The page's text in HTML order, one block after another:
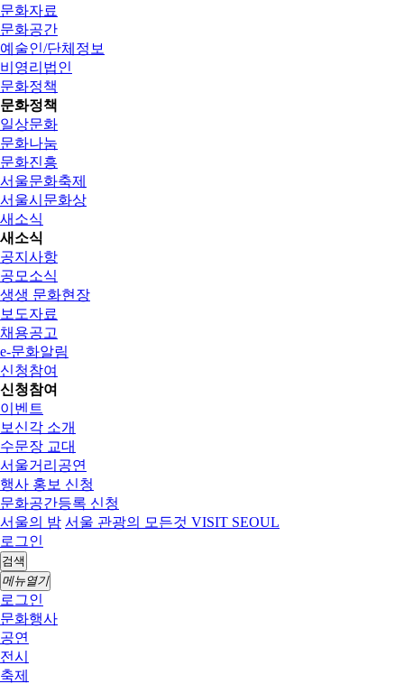
문화자료
문화공간
예술인/단체정보
비영리법인
문화정책
문화정책
일상문화
문화나눔
문화진흥
서울문화축제
서울시문화상
새소식
새소식
공지사항
공모소식
생생 문화현장
보도자료
채용공고
e-문화알림
신청참여
신청참여
이벤트
보신각 소개
수문장 교대
서울거리공연
행사 홍보 신청
문화공간등록 신청
서울의 밤 서울 관광의 모든것 VISIT SEOUL
로그인
검색
메뉴열기
로그인
문화행사
공연
전시
축제